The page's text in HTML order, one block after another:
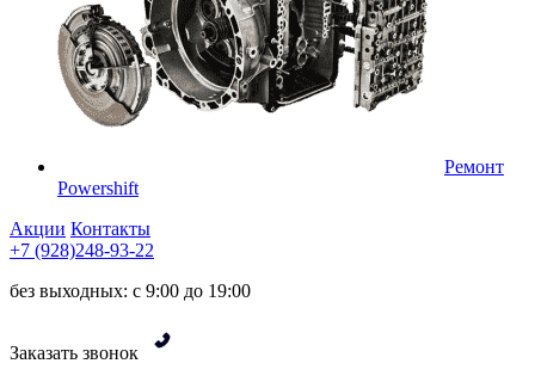
Ремонт
Powershift
Акции Контакты
+7 (928)248-93-22
без выходных: с 9:00 до 19:00
Заказать звонок